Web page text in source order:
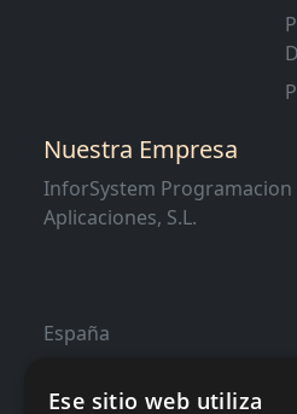
Nuestra Empresa
InforSystem Programacion
Aplicaciones, S.L.
España
Ese sitio web utiliza